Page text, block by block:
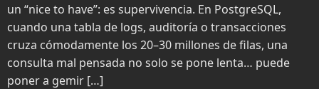
un “nice to have”: es supervivencia. En PostgreSQL,
cuando una tabla de logs, auditoría o transacciones
cruza cómodamente los 20–30 millones de filas, una
consulta mal pensada no solo se pone lenta… puede
poner a gemir […]